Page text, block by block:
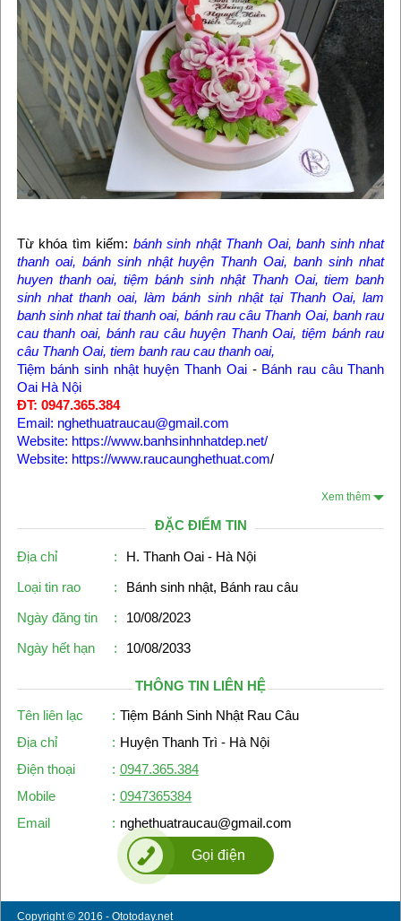
Từ khóa tìm kiếm: bánh sinh nhật Thanh Oai, banh sinh nhat
thanh oai, bánh sinh nhật huyện Thanh Oai, banh sinh nhat
huyen thanh oai, tiệm bánh sinh nhật Thanh Oai, tiem banh
sinh nhat thanh oai, làm bánh sinh nhật tại Thanh Oai, lam
banh sinh nhat tai thanh oai, bánh rau câu Thanh Oai, banh rau
cau thanh oai, bánh rau câu huyện Thanh Oai, tiệm bánh rau
câu Thanh Oai, tiem banh rau cau thanh oai,
Tiệm bánh sinh nhật huyện Thanh Oai- Bánh rau câu Thanh
Oai Hà Nội
ĐT: 0947.365.384
Email: nghethuatraucau@gmail.com
Website: https://www.banhsinhnhatdep.net/
Website: https://www.raucaunghethuat.com/
Xem thêm
ĐẶC ĐIỂM TIN
Địa chỉ :
H. Thanh Oai - Hà Nội
Loại tin rao
:
Bánh sinh nhật, Bánh rau câu
Ngày đăng tin
:
10/08/2023
Ngày hết hạn
: 10/08/2033
THÔNG TIN LIÊN HỆ
Tên liên lạc
: Tiệm Bánh Sinh Nhật Rau Câu
Địa chỉ
: Huyện Thanh Trì - Hà Nội
Điện thoại
: 0947.365.384
Mobile
: 0947365384
Email
: nghethuatraucau@gmail.com
Gọi điện
Copyright © 2016 - Ototoday.net